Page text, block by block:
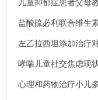
儿童抑郁症患者父母
盐酸硫必利联合维生
经功能的影响.
左乙拉西坦添加治疗
的影响.
哮喘儿童社交焦虑现
心理和药物治疗小儿